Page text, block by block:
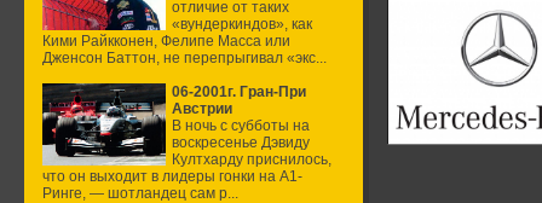
отличие от таких
«вундеркиндов», как
Кими Райкконен, Фелипе Масса или
Дженсон Баттон, не перепрыгивал «экс...
06-2001г. Гран-При
Австрии
В ночь с субботы на
воскресенье Дэвиду
Култхарду приснилось,
что он выходит в лидеры гонки на А1-
Ринге, — шотландец сам р...